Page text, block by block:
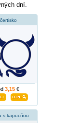
dní.
čertisko
3,15 €
s kapucňou